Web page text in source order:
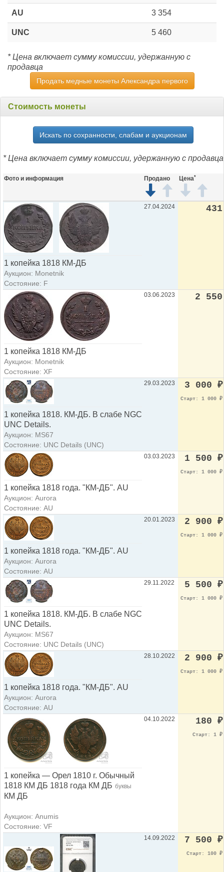
AU 3 354
UNC 5 460
* Цена включает сумму комиссии, удержанную с
продавца
Продать медные монеты Александра первого
Стоимость монеты
Искать по сохранности, слабам и аукционам
* Цена включает сумму комиссии, удержанную с продавца
Фото и информация Продано Цена*
1 копейка 1818 КМ-ДБ
Аукцион: Monetnik
Состояние: F
27.04.2024 431
1 копейка 1818 КМ-ДБ
Аукцион: Monetnik
Состояние: XF
03.06.2023 2 550
1 копейка 1818. КМ-ДБ. В слабе NGC
UNC Details.
Аукцион: МS67
Состояние: UNC Details (UNC)
29.03.2023 3 000 ₽
Старт: 1 000 ₽
1 копейка 1818 года. "КМ-ДБ". AU
Аукцион: Aurora
Состояние: AU
03.03.2023 1 500 ₽
Старт: 1 000 ₽
1 копейка 1818 года. "КМ-ДБ". AU
Аукцион: Aurora
Состояние: AU
20.01.2023 2 900 ₽
Старт: 1 000 ₽
1 копейка 1818. КМ-ДБ. В слабе NGC
UNC Details.
Аукцион: МS67
Состояние: UNC Details (UNC)
29.11.2022 5 500 ₽
Старт: 1 000 ₽
1 копейка 1818 года. "КМ-ДБ". AU
Аукцион: Aurora
Состояние: AU
28.10.2022 2 900 ₽
Старт: 1 000 ₽
1 копейка — Орел 1810 г. Обычный
1818 КМ ДБ 1818 года КМ ДБ буквы
КМ ДБ
Аукцион: Anumis
Состояние: VF
04.10.2022 180 ₽
Старт: 1 ₽
14.09.2022 7 500 ₽
Старт: 100 ₽